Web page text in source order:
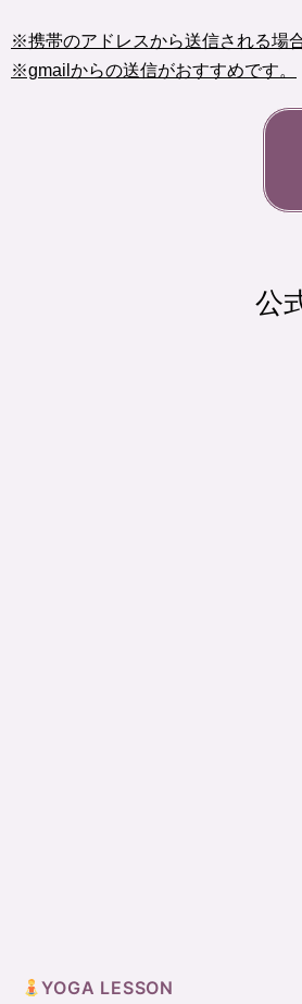
※携帯のアドレスから送信される場
※gmailからの送信がおすすめです。
公
YOGA LESSON